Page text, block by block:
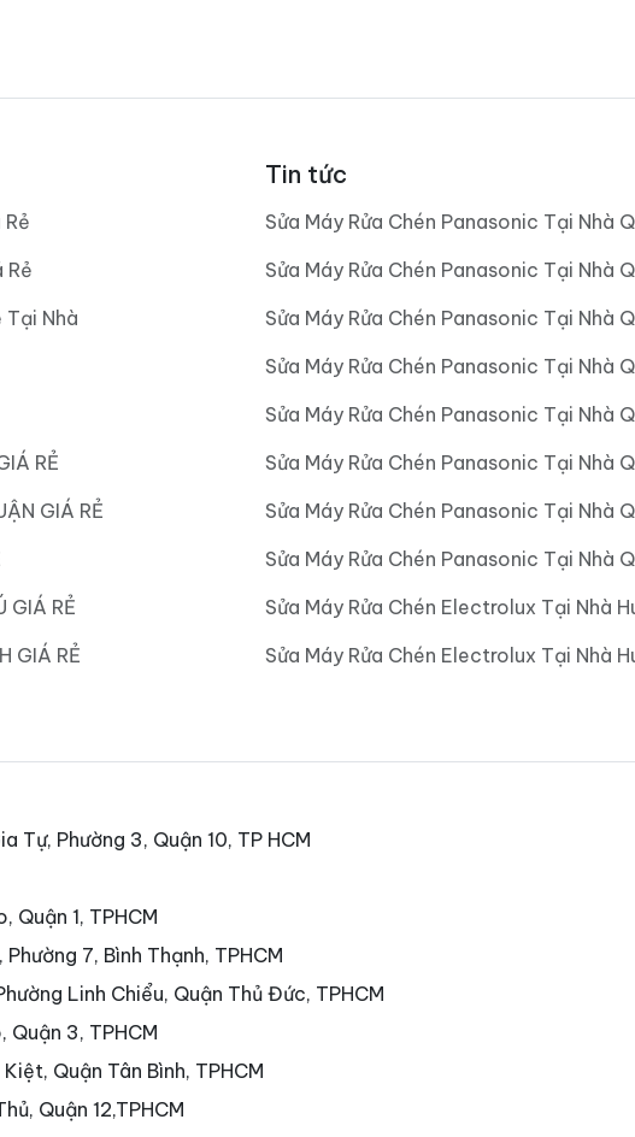
Rẻ
Tại Nhà
RẺ
GIÁ RẺ
GIÁ RẺ
GIÁ RẺ
Tin tức
Sửa Máy Rửa Chén Panasonic Tại Nhà
Sửa Máy Rửa Chén Panasonic Tại Nhà
Sửa Máy Rửa Chén Panasonic Tại Nhà
Sửa Máy Rửa Chén Panasonic Tại Nhà
Sửa Máy Rửa Chén Panasonic Tại Nhà
Sửa Máy Rửa Chén Panasonic Tại Nhà
Sửa Máy Rửa Chén Panasonic Tại Nhà
Sửa Máy Rửa Chén Panasonic Tại Nhà
Sửa Máy Rửa Chén Electrolux Tại Nhà
Sửa Máy Rửa Chén Electrolux Tại Nhà
Tự, Phường 3, Quận 10, TP HCM
Quận 1, TPHCM
7, Bình Thạnh, TPHCM
Linh Chiểu, Quận Thủ Đức, TPHCM
Quận 3, TPHCM
Quận Tân Bình, TPHCM
Quận 12,TPHCM